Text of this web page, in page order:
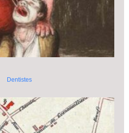
Dentistes